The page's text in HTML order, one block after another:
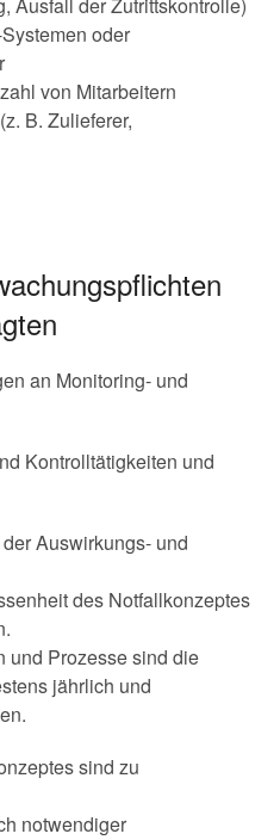
Ausfall der Zutrittskontrolle)
oder
von Mitarbeitern
B. Zulieferer,
an Monitoring- und
Kontrolltätigkeiten und
Auswirkungs- und
des Notfallkonzeptes
und Prozesse sind die
jährlich und
sind zu
notwendiger